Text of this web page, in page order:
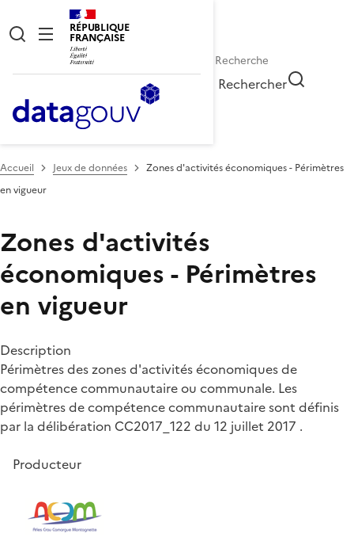
RÉPUBLIQUE
FRANÇAISE
Rechercher
Accueil Jeux de données
Zones d'activités économiques - Périmètres
en vigueur
Zones d'activités
économiques - Périmètres
en vigueur
Description
Périmètres des zones d'activités économiques de
compétence communautaire ou communale. Les
périmètres de compétence communautaire sont définis
par la délibération CC2017_122 du 12 juillet 2017 .
Producteur